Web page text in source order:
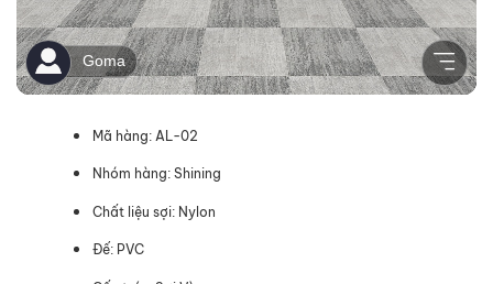
Mã hàng: AL-02
Nhóm hàng: Shining
Chất liệu sợi: Nylon
Đế: PVC